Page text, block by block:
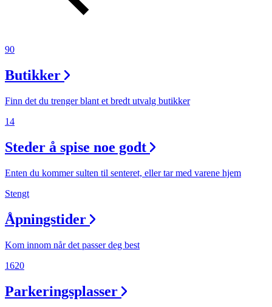
90
Butikker
Finn det du trenger blant et bredt utvalg butikker
14
Steder å spise noe godt
Enten du kommer sulten til senteret, eller tar med varene hjem
Stengt
Åpningstider
Kom innom når det passer deg best
1620
Parkeringsplasser